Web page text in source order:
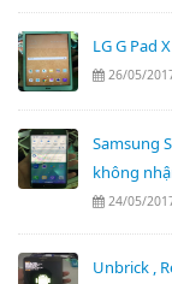
LG G Pad
26/05/
Samsung
không
24/05/
Unbrick ,